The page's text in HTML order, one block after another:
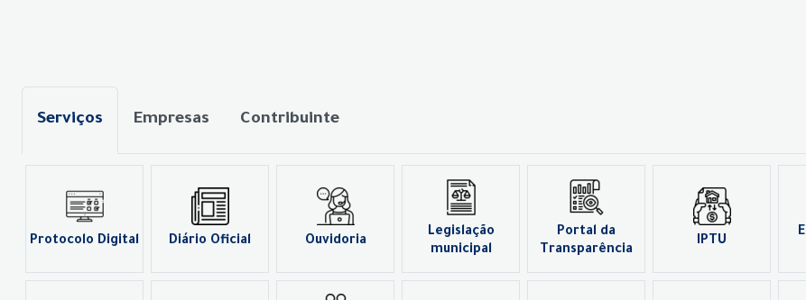
Serviços Empresas Contribuinte
Protocolo Digital Diário Oficial Ouvidoria
Legislação
municipal
Portal da
Transparência
IPTU